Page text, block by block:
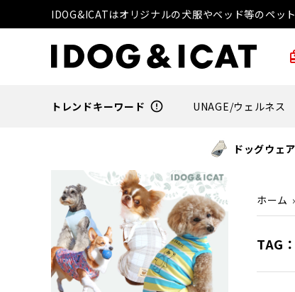
IDOG&ICATはオリジナルの犬服やベッド等のペッ
トレンドキーワード error_outline UNAGE/ウェルネス
ドッグウェア
ホーム
TAG